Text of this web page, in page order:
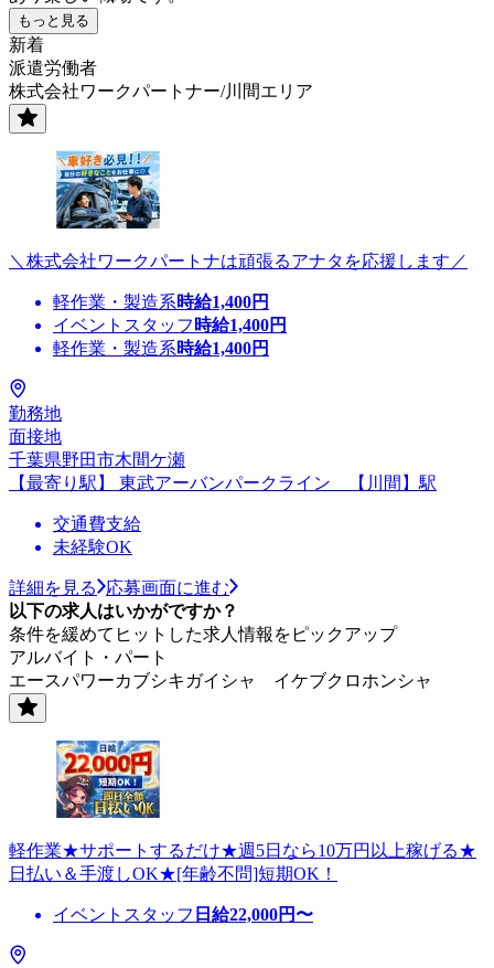
もっと見る
新着
派遣労働者
株式会社ワークパートナー/川間エリア
＼株式会社ワークパートナは頑張るアナタを応援します／
軽作業・製造系時給1,400円
イベントスタッフ 時給1,400円
軽作業・製造系時給1,400円
勤務地
面接地
千葉県野田市木間ケ瀬
【最寄り駅】 東武アーバンパークライン 【川間】駅
交通費支給
未経験OK
詳細を見る
応募画面に進む
以下の求人はいかがですか？
条件を緩めてヒットした求人情報をピックアップ
アルバイト・パート
エースパワーカブシキガイシャ イケブクロホンシャ
軽作業★サポートするだけ★週5日なら10万円以上稼げる★
日払い＆手渡しOK★[年齢不問]短期OK！
イベントスタッフ 日給22,000円〜